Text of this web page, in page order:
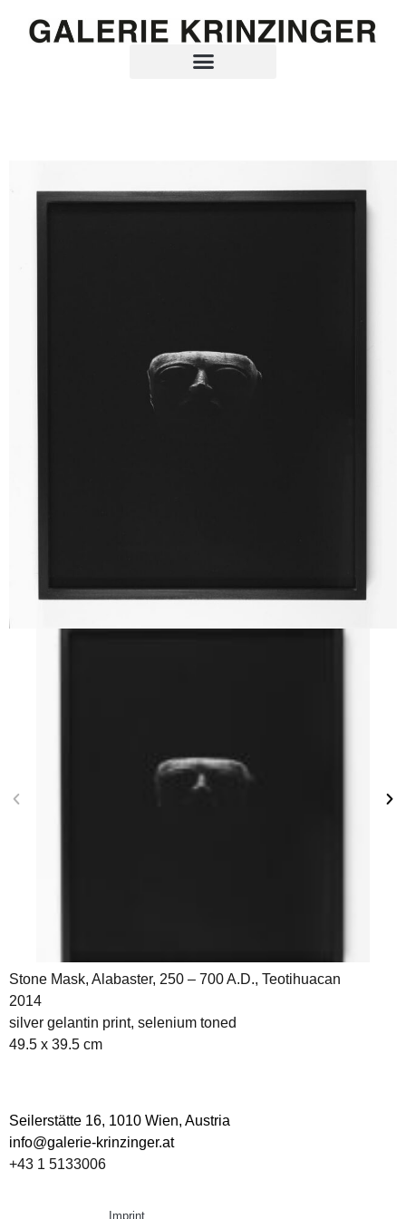
Stone Mask, Alabaster, 250 – 700 A.D., Teotihuacan
2014
silver gelantin print, selenium toned
49.5 x 39.5 cm
Seilerstätte 16, 1010 Wien, Austria
info@galerie-krinzinger.at
+43 1 5133006
Imprint